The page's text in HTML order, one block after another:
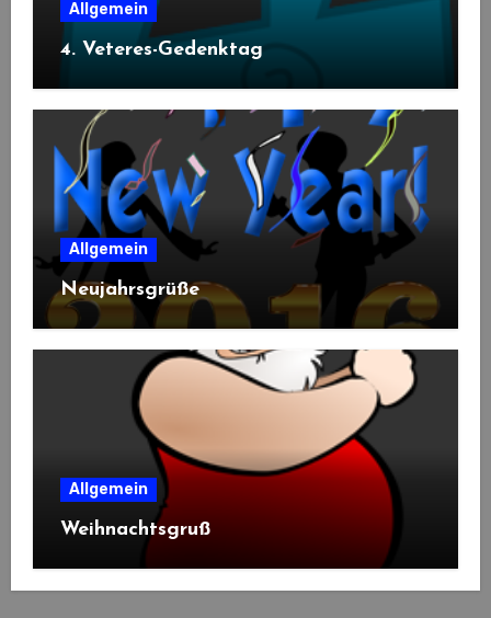
Allgemein
4. Veteres-Gedenktag
Allgemein
Neujahrsgrüße
Allgemein
Weihnachtsgruß